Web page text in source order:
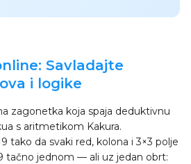
Savladajte
i logike
zagonetka koja spaja deduktivnu
s aritmetikom Kakura.
tako da svaki red, kolona i 3×3 polje
tačno jednom — ali uz jedan obrt: